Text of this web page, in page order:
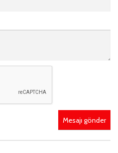
Mesajı gönder